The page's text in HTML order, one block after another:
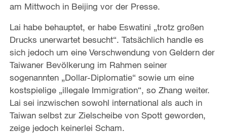
am Mittwoch in Beijing vor der Presse.
Lai habe behauptet, er habe Eswatini „trotz großen
Drucks unerwartet besucht“. Tatsächlich handle es
sich jedoch um eine Verschwendung von Geldern der
Taiwaner Bevölkerung im Rahmen seiner
sogenannten „Dollar-Diplomatie“ sowie um eine
kostspielige „illegale Immigration“, so Zhang weiter.
Lai sei inzwischen sowohl international als auch in
Taiwan selbst zur Zielscheibe von Spott geworden,
zeige jedoch keinerlei Scham.